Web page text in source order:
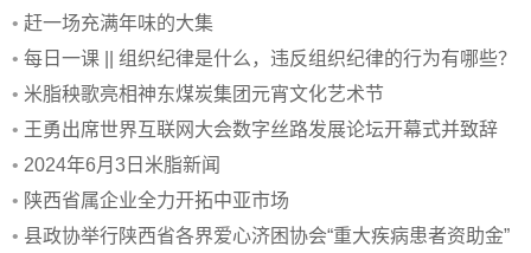
• 赶一场充满年味的大集
• 每日一课 || 组织纪律是什么，违反组织纪律的行为有哪些？
• 米脂秧歌亮相神东煤炭集团元宵文化艺术节
• 王勇出席世界互联网大会数字丝路发展论坛开幕式并致辞
• 2024年6月3日米脂新闻
• 陕西省属企业全力开拓中亚市场
• 县政协举行陕西省各界爱心济困协会“重大疾病患者资助金”